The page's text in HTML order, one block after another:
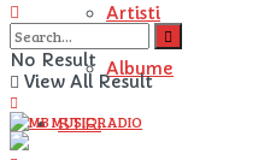
Artisti
Albume
STIRI
No Result
View All Result